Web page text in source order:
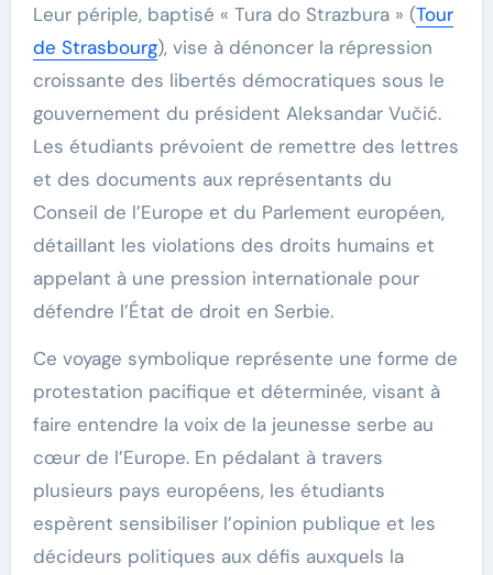
Leur périple, baptisé « Tura do Strazbura » (Tour
de Strasbourg), vise à dénoncer la répression
croissante des libertés démocratiques sous le
gouvernement du président Aleksandar Vučić.
Les étudiants prévoient de remettre des lettres
et des documents aux représentants du
Conseil de l’Europe et du Parlement européen,
détaillant les violations des droits humains et
appelant à une pression internationale pour
défendre l’État de droit en Serbie.
Ce voyage symbolique représente une forme de
protestation pacifique et déterminée, visant à
faire entendre la voix de la jeunesse serbe au
cœur de l’Europe. En pédalant à travers
plusieurs pays européens, les étudiants
espèrent sensibiliser l’opinion publique et les
décideurs politiques aux défis auxquels la